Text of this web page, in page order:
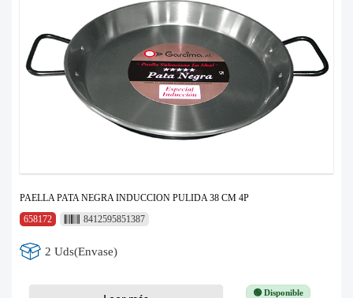
PAELLA PATA NEGRA INDUCCION PULIDA 38 CM 4P
658172
8412595851387
2 Uds(Envase)
🟢 Disponible